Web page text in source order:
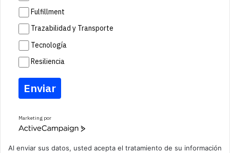
Fulfillment
Trazabilidad y Transporte
Tecnología
Resiliencia
Enviar
Marketing por
A
Al enviar sus datos, usted acepta el tratamiento de su información